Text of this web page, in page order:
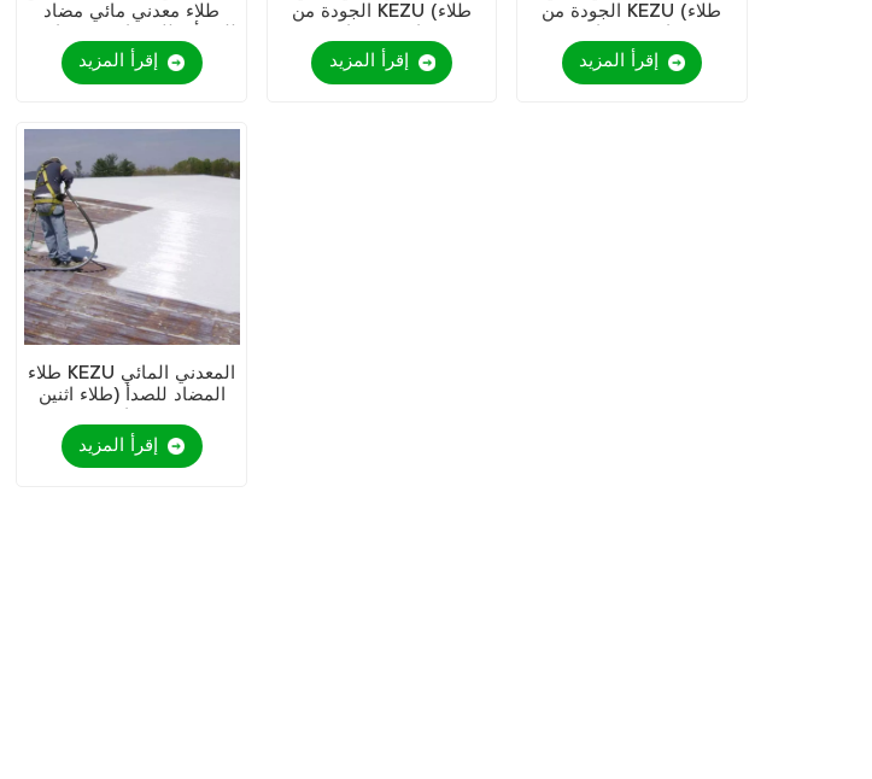
طلاء معدني مائي مضاد
إقرأ المزيد
الجودة من KEZU (طلاء
إقرأ المزيد
الجودة من KEZU (طلاء
إقرأ المزيد
طلاء KEZU المعدني المائي
المضاد للصدأ (طلاء اثنين
إقرأ المزيد